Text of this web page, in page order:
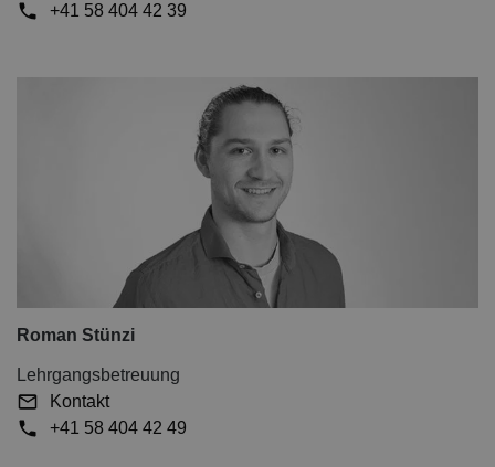
+41 58 404 42 39
Roman Stünzi
Lehrgangsbetreuung
Kontakt
+41 58 404 42 49